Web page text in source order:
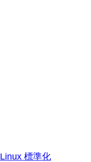
Linux 標準化